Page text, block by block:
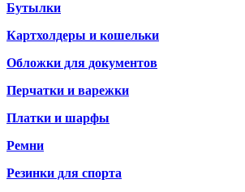
Бутылки
Картхолдеры и кошельки
Обложки для документов
Перчатки и варежки
Платки и шарфы
Ремни
Резинки для спорта